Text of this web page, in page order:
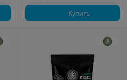
Купить